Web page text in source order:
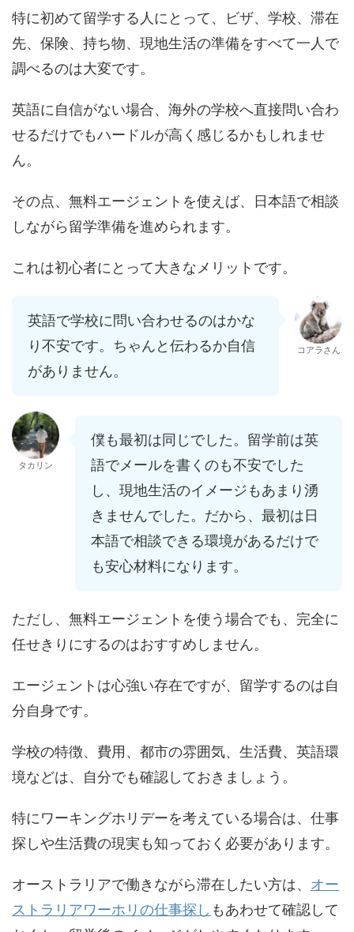
特に初めて留学する人にとって、ビザ、学校、滞在
先、保険、持ち物、現地生活の準備をすべて一人で
調べるのは大変です。
英語に自信がない場合、海外の学校へ直接問い合わ
せるだけでもハードルが高く感じるかもしれませ
ん。
その点、無料エージェントを使えば、日本語で相談
しながら留学準備を進められます。
これは初心者にとって大きなメリットです。
英語で学校に問い合わせるのはかな
り不安です。ちゃんと伝わるか自信
がありません。
コアラさん
タカリン
僕も最初は同じでした。留学前は英
語でメールを書くのも不安でした
し、現地生活のイメージもあまり湧
きませんでした。だから、最初は日
本語で相談できる環境があるだけで
も安心材料になります。
ただし、無料エージェントを使う場合でも、完全に
任せきりにするのはおすすめしません。
エージェントは心強い存在ですが、留学するのは自
分自身です。
学校の特徴、費用、都市の雰囲気、生活費、英語環
境などは、自分でも確認しておきましょう。
特にワーキングホリデーを考えている場合は、仕事
探しや生活費の現実も知っておく必要があります。
オーストラリアで働きながら滞在したい方は、 オー
ストラリアワーホリの仕事探し もあわせて確認して